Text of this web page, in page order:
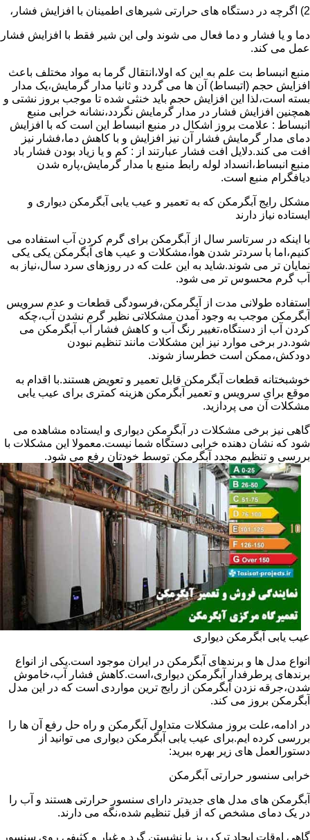
2) اگرچه در دستگاه های حرارتی شیرهای اطمینان با افزایش فشار،
دما و یا فشار و دما فعال می شوند ولی این شیر فقط با افزایش فشار
عمل می کند.
منبع انبساط بت علم به این که اولا،انتقال گرما به مواد مختلف باعث
افزایش حجم (اتبساط) آن ها می گردد و ثانیا مدار گرمایش،یک مدار
بسته است،لذا این افزایش حجم باید خنثی شده تا موجب بروز نشتی و
همچنین افزایش فشار در مدار گرمایش نگردد،نشانه خرابی منبع
انبساط : علامت بروز اشکال در منبع انبساط این است که با افزایش
دمای مدار گرمایش فشار آن نیز افزایش و با کاهش دما،فشار نیز
افت می کند.دلایل افت فشار عبارتند از : کم و یا زیاد بودن فشار باد
منبع انبساط،انسداد لوله رابط منبع با مدار گرمایش،پاره شدن
دیافگرام منبع است.
مشکل رایج آبگرمکن که به تعمیر و عیب یابی آبگرمکن دیواری و
ایستاده نیاز دارند
با اینکه در سرتاسر سال از آبگرمکن برای گرم کردن آب استفاده می
کنیم،اما با سردتر شدن هوا،مشکلات و عیب های آبگرمکن یکی یکی
نمایان تر می شوند.شاید به این علت که در روزهای سرد سال،نیاز به
آب گرم محسوس تر می شود.
استفاده طولانی مدت از آبگرمکن،فرسودگی قطعات و عدم سرویس
آبگرمکن موجب به وجود آمدن مشکلاتی نظیر گرم نشدن آب،چکه
کردن آب از دستگاه،تغییر رنگ آب و کاهش فشار آب آبگرمکن می
شود.در برخی موارد نیز این مشکلات مانند تنظیم نبودن
دودکش،ممکن است خطرساز شوند.
خوشبختانه قطعات آبگرمکن قابل تعمیر و تعویض هستند.با اقدام به
موقع برای سرویس و تعمیر آبگرمکن هزینه کمتری برای عیب یابی
مشکلات آن می پردازید.
گاهی نیز برخی مشکلات در آبگرمکن دیواری و ایستاده مشاهده می
شود که نشان دهنده خرابی دستگاه شما نیست.معمولا این مشکلات با
بررسی و تنظیم مجدد آبگرمکن توسط خودتان رفع می شود.
عیب یابی آبگرمکن دیواری
انواع مدل ها و برندهای آبگرمکن در ایران موجود است.یکی از انواع
برندهای پرطرفدار آبگرمکن دیواری،است.کاهش فشار آب،خاموش
شدن،جرقه نزدن آبگرمکن از رایج ترین مواردی است که در این مدل
آبگرمکن بروز می کند.
در ادامه،علت بروز مشکلات متداول آبگرمکن و راه حل رفع آن ها را
بررسی کرده ایم.برای عیب یابی آبگرمکن دیواری می توانید از
دستورالعمل های زیر بهره ببرید:
خرابی سنسور حرارتی آبگرمکن
آبگرمکن های مدل های جدیدتر دارای سنسور حرارتی هستند و آب را
در یک دمای مشخص که از قبل تنظیم شده،نگه می دارند.
گاهی اوقات ایجاد ترک ریز یا نشستن گرد و غبار و کثیفی روی سنسور